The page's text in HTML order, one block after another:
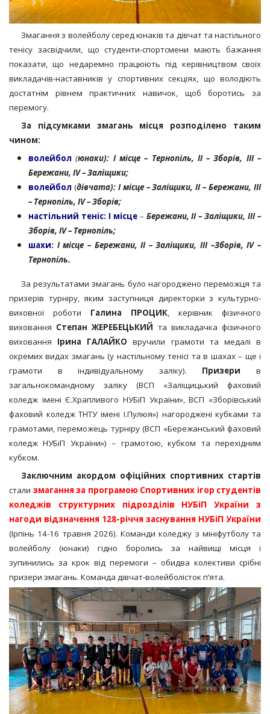
Змагання з волейболу серед юнаків та дівчат та настільного
тенісу засвідчили, що студенти-спортсмени мають бажання
показати, що недаремно працюють під керівництвом своїх
викладачів-наставників у спортивних секціях, що володіють
достатнім рівнем практичних навичок, щоб боротись за
перемогу.
За підсумками змагань місця розподілено таким
чином:
волейбол (юнаки): І місце – Тернопіль, ІІ – Зборів, ІІІ –
Бережани, ІV – Заліщики;
волейбол (дівчата): І місце – Заліщики, ІІ – Бережани, ІІІ
– Тернопіль, ІV – Зборів;
настільний теніс: І місце–Бережани, ІІ – Заліщики, ІІІ –
Зборів, ІV – Тернопіль;
шахи: І місце – Бережани, ІІ – Заліщики, ІІІ –Зборів, ІV –
Тернопіль.
За результатами змагань було нагороджено переможця та
призерів турніру, яким заступниця директорки з культурно-
виховної роботи Галина ПРОЦИК, керівник фізичного
виховання Степан ЖЕРЕБЕЦЬКИЙ та викладачка фізичного
виховання Ірина ГАЛАЙКО вручили грамоти та медалі в
окремих видах змагань (у настільному тенісі та в шахах – ще і
грамоти в індивідуальному заліку). Призери в
загальнокомандному заліку (ВСП «Заліщицький фаховий
коледж імені Є.Храпливого НУБіП України», ВСП «Зборівський
фаховий коледж ТНТУ імені І.Пулюя») нагороджені кубками та
грамотами, переможець турніру (ВСП «Бережанський фаховий
коледж НУБіП України») – грамотою, кубком та перехідним
кубком.
Заключним акордом офіційних спортивних стартів
стали змагання за програмою Спортивних ігор студентів
коледжів структурних підрозділів НУБіП України з
нагоди відзначення 128-річчя заснування НУБіП України
(Ірпінь 14-16 травня 2026). Команди коледжу з мініфутболу та
волейболу (юнаки) гідно боролись за найвищі місця і
зупинились за крок від перемоги – обидва колективи срібні
призери змагань. Команда дівчат-волейболісток п’ята.